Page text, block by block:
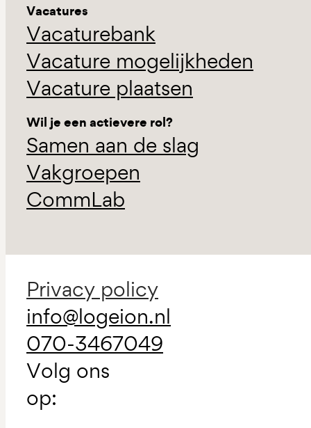
Vacatures
Vacaturebank
Vacature mogelijkheden
Vacature plaatsen
Wil je een actievere rol?
Samen aan de slag
Vakgroepen
CommLab
Privacy policy
info@logeion.nl
070-3467049
Volg ons
op: